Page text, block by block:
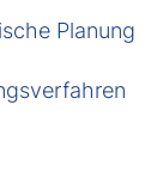
Planung